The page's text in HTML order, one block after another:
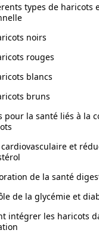
types de haricots
noirs
rouges
blancs
bruns
pour la santé liés à la
cardiovasculaire et
de la santé
de la glycémie et
intégrer les haricots